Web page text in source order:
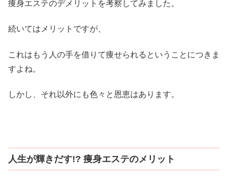
痩身エステのデメリットを考察してみました。
続いてはメリットですが、
これはもう人の手を借りて痩せられるということにつきま
すよね。
しかし、それ以外にも色々と恩恵はあります。
人生が輝きだす!? 痩身エステのメリット